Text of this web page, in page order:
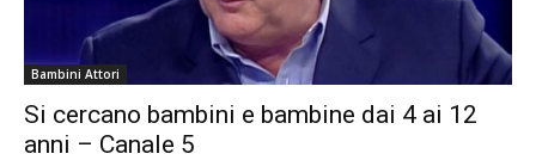
Bambini Attori
Si cercano bambini e bambine dai 4 ai 12
anni – Canale 5